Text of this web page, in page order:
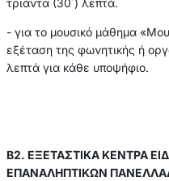
τριάντα (30΄) λεπτά.
- για το μουσικό μάθημα
εξέταση της φωνητικής ή
λεπτά για κάθε υποψήφιο.
Β2. ΕΞΕΤΑΣΤΙΚΑ ΚΕΝΤΡΑ
ΕΠΑΝΑΛΗΠΤΙΚΩΝ